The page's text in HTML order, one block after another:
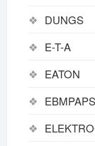
DUNGS
E-T-A
EATON